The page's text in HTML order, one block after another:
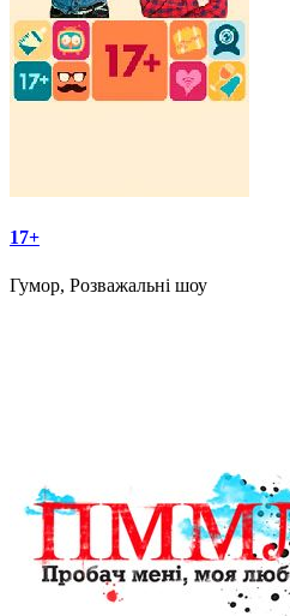
17+
Гумор, Розважальні шоу